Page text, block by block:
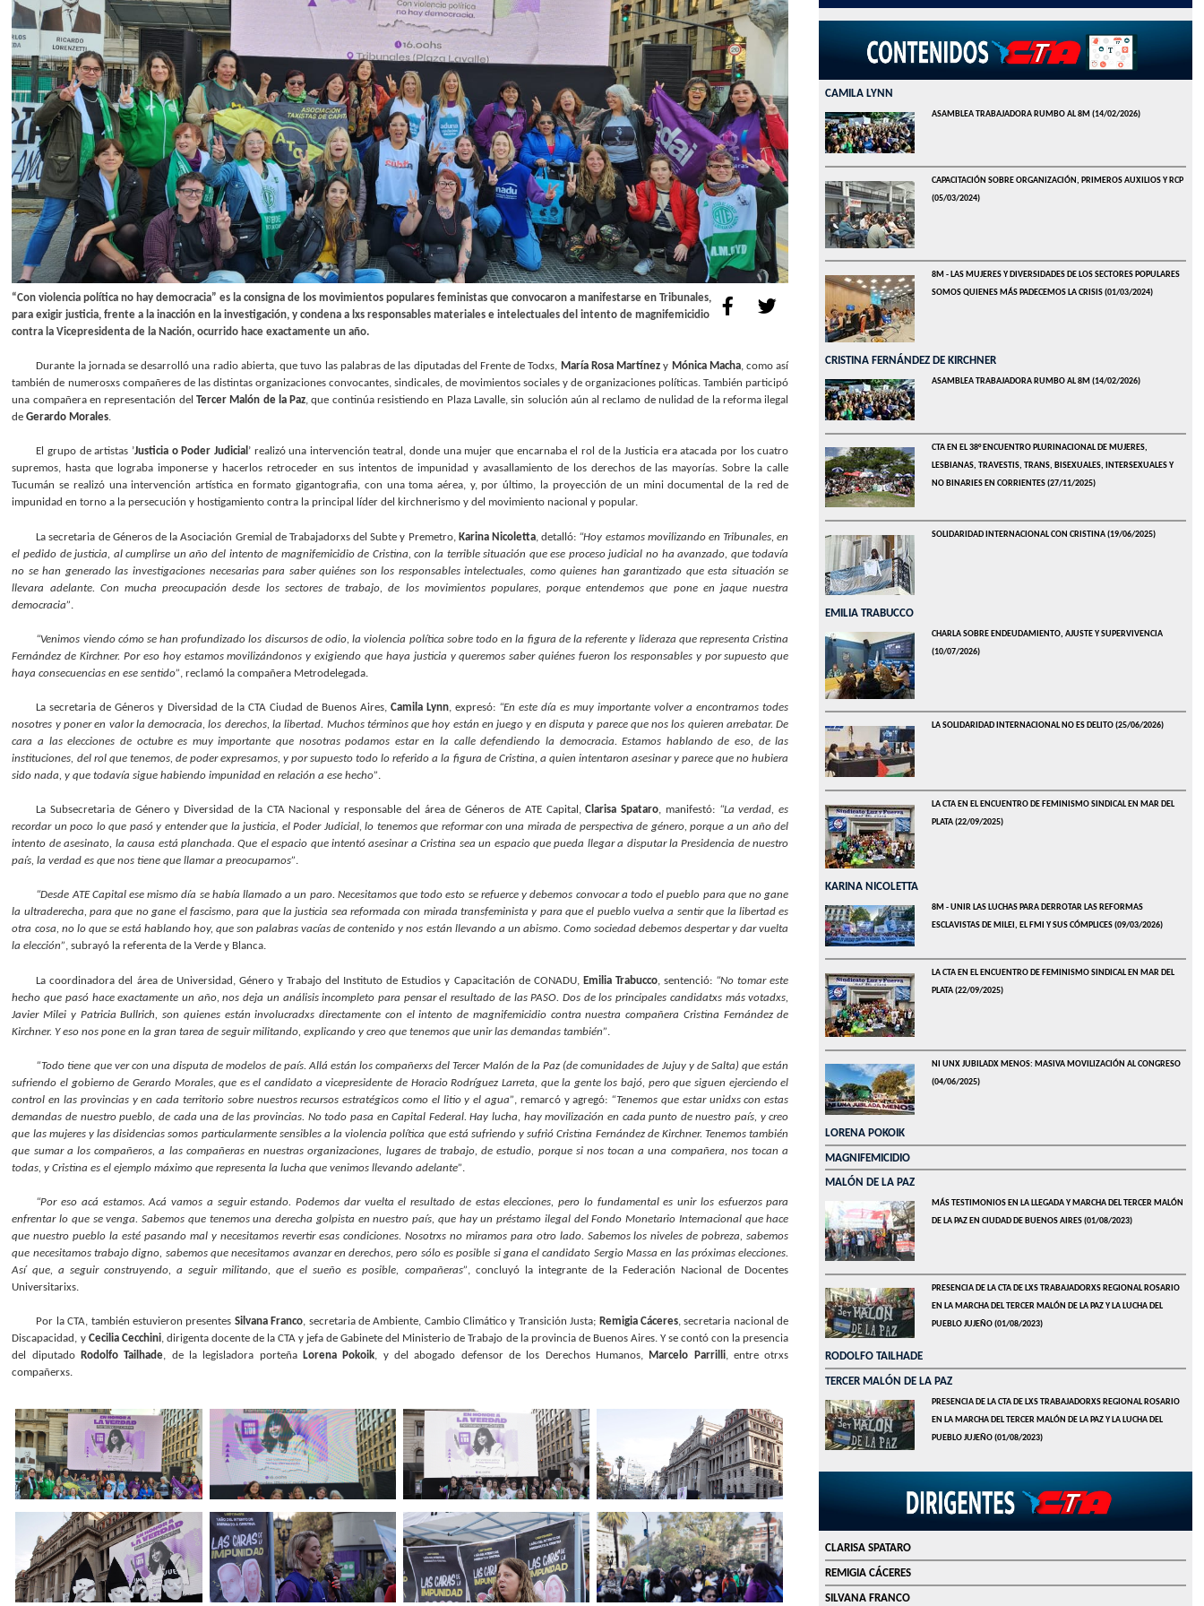
“Con violencia política no hay democracia” es la consigna de los movimientos populares feministas que convocaron a manifestarse en Tribunales,
para exigir justicia, frente a la inacción en la investigación, y condena a lxs responsables materiales e intelectuales del intento de magnifemicidio
contra la Vicepresidenta de la Nación, ocurrido hace exactamente un año.
Durante la jornada se desarrolló una radio abierta, que tuvo las palabras de las diputadas del Frente de Todxs, María Rosa Martínez y Mónica Macha, como así
también de numerosxs compañeres de las distintas organizaciones convocantes, sindicales, de movimientos sociales y de organizaciones políticas. También participó
una compañera en representación del Tercer Malón de la Paz, que continúa resistiendo en Plaza Lavalle, sin solución aún al reclamo de nulidad de la reforma ilegal
deGerardo Morales.
El grupo de artistas ’Justicia o Poder Judicial ’ realizó una intervención teatral, donde una mujer que encarnaba el rol de la Justicia era atacada por los cuatro
supremos, hasta que lograba imponerse y hacerlos retroceder en sus intentos de impunidad y avasallamiento de los derechos de las mayorías. Sobre la calle
Tucumán se realizó una intervención artística en formato gigantografia, con una toma aérea, y, por último, la proyección de un mini documental de la red de
impunidad en torno a la persecución y hostigamiento contra la principal líder del kirchnerismo y del movimiento nacional y popular.
La secretaria de Géneros de la Asociación Gremial de Trabajadorxs del Subte y Premetro, Karina Nicoletta, detalló: “Hoy estamos movilizando en Tribunales, en
el pedido de justicia, al cumplirse un año del intento de magnifemicidio de Cristina, con la terrible situación que ese proceso judicial no ha avanzado, que todavía
no se han generado las investigaciones necesarias para saber quiénes son los responsables intelectuales, como quienes han garantizado que esta situación se
llevara adelante. Con mucha preocupación desde los sectores de trabajo, de los movimientos populares, porque entendemos que pone en jaque nuestra
democracia”.
“Venimos viendo cómo se han profundizado los discursos de odio, la violencia política sobre todo en la figura de la referente y lideraza que representa Cristina
Fernández de Kirchner. Por eso hoy estamos movilizándonos y exigiendo que haya justicia y queremos saber quiénes fueron los responsables y por supuesto que
haya consecuencias en ese sentido”, reclamó la compañera Metrodelegada.
La secretaria de Géneros y Diversidad de la CTA Ciudad de Buenos Aires, Camila Lynn, expresó: “En este día es muy importante volver a encontrarnos todes
nosotres y poner en valor la democracia, los derechos, la libertad. Muchos términos que hoy están en juego y en disputa y parece que nos los quieren arrebatar. De
cara a las elecciones de octubre es muy importante que nosotras podamos estar en la calle defendiendo la democracia. Estamos hablando de eso, de las
instituciones, del rol que tenemos, de poder expresarnos, y por supuesto todo lo referido a la figura de Cristina, a quien intentaron asesinar y parece que no hubiera
sido nada, y que todavía sigue habiendo impunidad en relación a ese hecho”.
La Subsecretaria de Género y Diversidad de la CTA Nacional y responsable del área de Géneros de ATE Capital,Clarisa Spataro, manifestó: “La verdad, es
recordar un poco lo que pasó y entender que la justicia, el Poder Judicial, lo tenemos que reformar con una mirada de perspectiva de género, porque a un año del
intento de asesinato, la causa está planchada. Que el espacio que intentó asesinar a Cristina sea un espacio que pueda llegar a disputar la Presidencia de nuestro
país, la verdad es que nos tiene que llamar a preocuparnos”.
“Desde ATE Capital ese mismo día se había llamado a un paro. Necesitamos que todo esto se refuerce y debemos convocar a todo el pueblo para que no gane
la ultraderecha, para que no gane el fascismo, para que la justicia sea reformada con mirada transfeminista y para que el pueblo vuelva a sentir que la libertad es
otra cosa, no lo que se está hablando hoy, que son palabras vacías de contenido y nos están llevando a un abismo. Como sociedad debemos despertar y dar vuelta
la elección”, subrayó la referenta de la Verde y Blanca.
La coordinadora del área de Universidad, Género y Trabajo del Instituto de Estudios y Capacitación de CONADU, Emilia Trabucco, sentenció: “No tomar este
hecho que pasó hace exactamente un año, nos deja un análisis incompleto para pensar el resultado de las PASO. Dos de los principales candidatxs más votadxs,
Javier Milei y Patricia Bullrich, son quienes están involucradxs directamente con el intento de magnifemicidio contra nuestra compañera Cristina Fernández de
Kirchner. Y eso nos pone en la gran tarea de seguir militando, explicando y creo que tenemos que unir las demandas también”
“Todo tiene que ver con una disputa de modelos de país. Allá están los compañerxs del Tercer Malón de la Paz (de comunidades de Jujuy y de Salta) que están
sufriendo el gobierno de Gerardo Morales, que es el candidato a vicepresidente de Horacio Rodríguez Larreta, que la gente los bajó, pero que siguen ejerciendo el
control en las provincias y en cada territorio sobre nuestros recursos estratégicos como el litio y el agua”, remarcó y agregó: “Tenemos que estar unidxs con estas
demandas de nuestro pueblo, de cada una de las provincias. No todo pasa en Capital Federal. Hay lucha, hay movilización en cada punto de nuestro país, y creo
que las mujeres y las disidencias somos particularmente sensibles a la violencia política que está sufriendo y sufrió Cristina Fernández de Kirchner. Tenemos también
que sumar a los compañeros, a las compañeras en nuestras organizaciones, lugares de trabajo, de estudio, porque si nos tocan a una compañera, nos tocan a
todas, y Cristina es el ejemplo máximo que representa la lucha que venimos llevando adelante”.
“Por eso acá estamos. Acá vamos a seguir estando. Podemos dar vuelta el resultado de estas elecciones, pero lo fundamental es unir los esfuerzos para
enfrentar lo que se venga. Sabemos que tenemos una derecha golpista en nuestro país, que hay un préstamo ilegal del Fondo Monetario Internacional que hace
que nuestro pueblo la esté pasando mal y necesitamos revertir esas condiciones. Nosotrxs no miramos para otro lado. Sabemos los niveles de pobreza, sabemos
que necesitamos trabajo digno, sabemos que necesitamos avanzar en derechos, pero sólo es posible si gana el candidato Sergio Massa en las próximas elecciones.
Así que, a seguir construyendo, a seguir militando, que el sueño es posible, compañeras”, concluyó la integrante de la Federación Nacional de Docentes
Universitarixs.
Por la CTA, también estuvieron presentes Silvana Franco, secretaria de Ambiente, Cambio Climático y Transición Justa; Remigia Cáceres, secretaria nacional de
Discapacidad, y Cecilia Cecchini, dirigenta docente de la CTA y jefa de Gabinete del Ministerio de Trabajo de la provincia de Buenos Aires. Y se contó con la presencia
del diputado
Rodolfo Tailhade, de la legisladora porteña Lorena Pokoik, y del abogado defensor de los Derechos Humanos, Marcelo Parrilli, entre otrxs
compañerxs.
CAMILA LYNN
ASAMBLEA TRABAJADORA RUMBO AL 8M (14/02/2026)
CAPACITACIÓN SOBRE ORGANIZACIÓN, PRIMEROS AUXILIOS Y RCP
(05/03/2024)
8M - LAS MUJERES Y DIVERSIDADES DE LOS SECTORES POPULARES
SOMOS QUIENES MÁS PADECEMOS LA CRISIS(01/03/2024)
CRISTINA FERNÁNDEZ DE KIRCHNER
ASAMBLEA TRABAJADORA RUMBO AL 8M (14/02/2026)
CTA EN EL 38° ENCUENTRO PLURINACIONAL DE MUJERES,
LESBIANAS, TRAVESTIS, TRANS, BISEXUALES, INTERSEXUALES Y
NO BINARIES EN CORRIENTES(27/11/2025)
SOLIDARIDAD INTERNACIONAL CON CRISTINA(19/06/2025)
EMILIA TRABUCCO
CHARLA SOBRE ENDEUDAMIENTO, AJUSTE Y SUPERVIVENCIA
(10/07/2026)
LA SOLIDARIDAD INTERNACIONAL NO ES DELITO (25/06/2026)
LA CTA EN EL ENCUENTRO DE FEMINISMO SINDICAL EN MAR DEL
PLATA(22/09/2025)
KARINA NICOLETTA
8M - UNIR LAS LUCHAS PARA DERROTAR LAS REFORMAS
ESCLAVISTAS DE MILEI, EL FMI Y SUS CÓMPLICES (09/03/2026)
LA CTA EN EL ENCUENTRO DE FEMINISMO SINDICAL EN MAR DEL
PLATA(22/09/2025)
NI UNX JUBILADX MENOS: MASIVA MOVILIZACIÓN AL CONGRESO
(04/06/2025)
LORENA POKOIK
MAGNIFEMICIDIO
MALÓN DE LA PAZ
MÁS TESTIMONIOS EN LA LLEGADA Y MARCHA DEL TERCER MALÓN
DE LA PAZ EN CIUDAD DE BUENOS AIRES(01/08/2023)
PRESENCIA DE LA CTA DE LXS TRABAJADORXS REGIONAL ROSARIO
EN LA MARCHA DEL TERCER MALÓN DE LA PAZ Y LA LUCHA DEL
PUEBLO JUJEÑO(01/08/2023)
RODOLFO TAILHADE
TERCER MALÓN DE LA PAZ
PRESENCIA DE LA CTA DE LXS TRABAJADORXS REGIONAL ROSARIO
EN LA MARCHA DEL TERCER MALÓN DE LA PAZ Y LA LUCHA DEL
PUEBLO JUJEÑO(01/08/2023)
CLARISA SPATARO
REMIGIA CÁCERES
SILVANA FRANCO